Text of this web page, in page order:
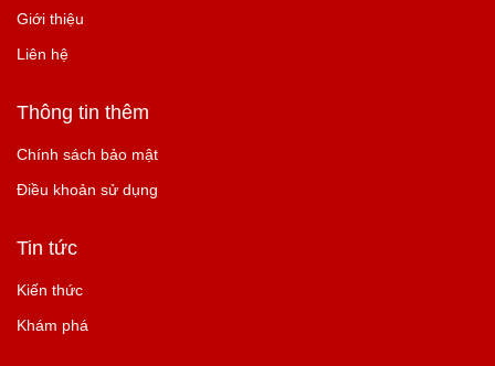
Giới thiệu
Liên hệ
Thông tin thêm
Chính sách bảo mật
Điều khoản sử dụng
Tin tức
Kiến thức
Khám phá